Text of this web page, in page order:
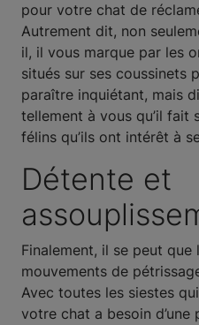
pour votre chat de
Autrement dit, non
il, il vous marque par les
situés sur ses coussinets
paraître inquiétant, mais
tellement à vous qu’il fait
félins qu’ils ont intérêt à
Détente et
Finalement, il se peut
mouvements de
Avec toutes les siestes
votre chat a besoin